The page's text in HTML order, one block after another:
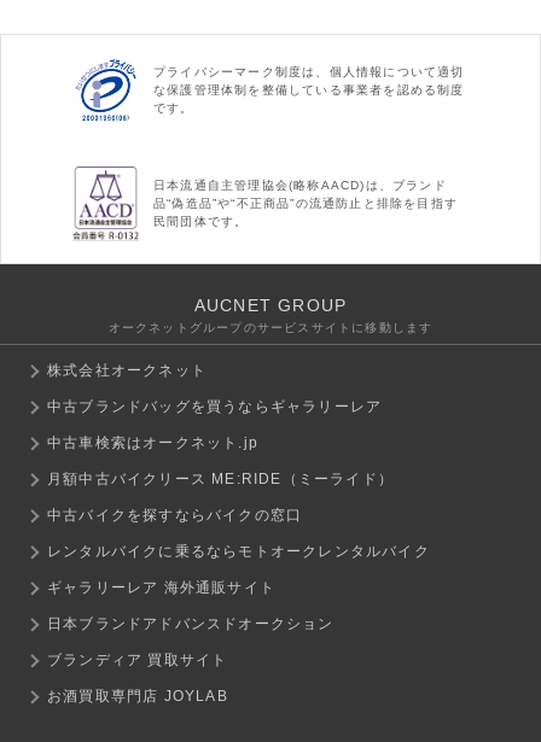
プライバシーマーク制度は、個人情報について適切
な保護管理体制を整備している事業者を認める制度
です。
日本流通自主管理協会(略称AACD)は、ブランド
品“偽造品”や“不正商品”の流通防止と排除を目指す
民間団体です。
AUCNET GROUP
オークネットグループのサービスサイトに移動します
株式会社オークネット
中古ブランドバッグを買うならギャラリーレア
中古車検索はオークネット.jp
月額中古バイクリース ME:RIDE（ミーライド）
中古バイクを探すならバイクの窓口
レンタルバイクに乗るならモトオークレンタルバイク
ギャラリーレア 海外通販サイト
日本ブランドアドバンスドオークション
ブランディア 買取サイト
お酒買取専門店 JOYLAB